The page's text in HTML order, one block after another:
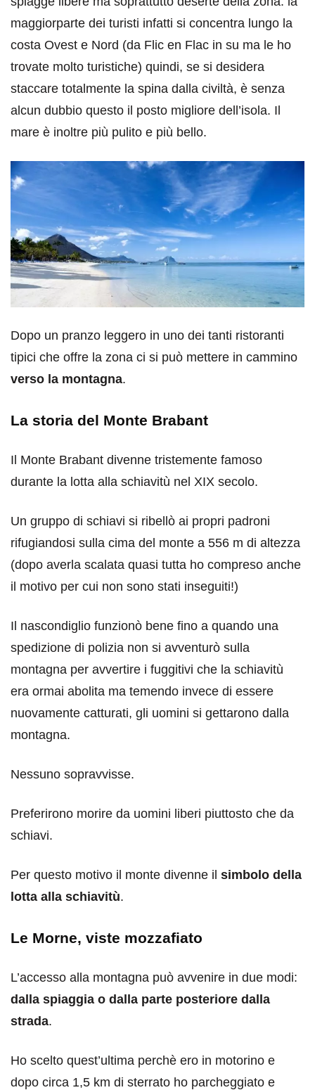
maggiorparte dei turisti infatti si concentra lungo la
costa Ovest e Nord (da Flic en Flac in su ma le ho
trovate molto turistiche) quindi, se si desidera
staccare totalmente la spina dalla civiltà, è senza
alcun dubbio questo il posto migliore dell’isola. Il
mare è inoltre più pulito e più bello.
Dopo un pranzo leggero in uno dei tanti ristoranti
tipici che offre la zona ci si può mettere in cammino
verso la montagna.
La storia del Monte Brabant
Il Monte Brabant divenne tristemente famoso
durante la lotta alla schiavitù nel XIX secolo.
Un gruppo di schiavi si ribellò ai propri padroni
rifugiandosi sulla cima del monte a 556 m di altezza
(dopo averla scalata quasi tutta ho compreso anche
il motivo per cui non sono stati inseguiti!)
Il nascondiglio funzionò bene fino a quando una
spedizione di polizia non si avventurò sulla
montagna per avvertire i fuggitivi che la schiavitù
era ormai abolita ma temendo invece di essere
nuovamente catturati, gli uomini si gettarono dalla
montagna.
Nessuno sopravvisse.
Preferirono morire da uomini liberi piuttosto che da
schiavi.
Per questo motivo il monte divenne il simbolo della
lotta alla schiavitù.
Le Morne, viste mozzafiato
L’accesso alla montagna può avvenire in due modi:
dalla spiaggia o dalla parte posteriore dalla
strada.
Ho scelto quest’ultima perchè ero in motorino e
dopo circa 1,5 km di sterrato ho parcheggiato e